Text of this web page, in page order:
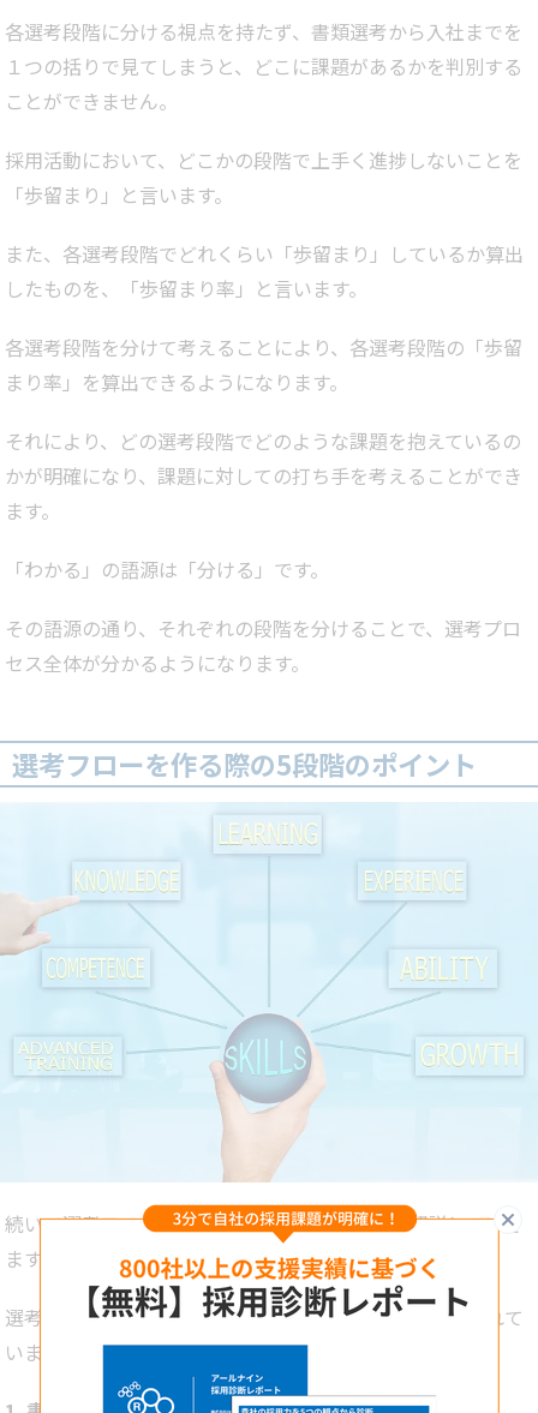
各選考段階に分ける視点を持たず、書類選考から入社までを
１つの括りで見てしまうと、どこに課題があるかを判別する
ことができません。
採用活動において、どこかの段階で上手く進捗しないことを
「歩留まり」と言います。
また、各選考段階でどれくらい「歩留まり」しているか算出
したものを、「歩留まり率」と言います。
各選考段階を分けて考えることにより、各選考段階の「歩留
まり率」を算出できるようになります。
それにより、どの選考段階でどのような課題を抱えているの
かが明確になり、課題に対しての打ち手を考えることができ
ます。
「わかる」の語源は「分ける」です。
その語源の通り、それぞれの段階を分けることで、選考プロ
セス全体が分かるようになります。
選考フローを作る際の5段階のポイント
続いて選考フローを作る際のポイントについて解説していき
ます。
選考フローは、前述したように下記の選考段階で構成されて
います。